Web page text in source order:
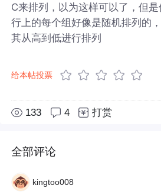
C来排列，以为这样可以了，但
行上的每个组好像是随机排列的
其从高到低进行排列
给本帖投票
133 4 打赏
全部评论
kingtoo008